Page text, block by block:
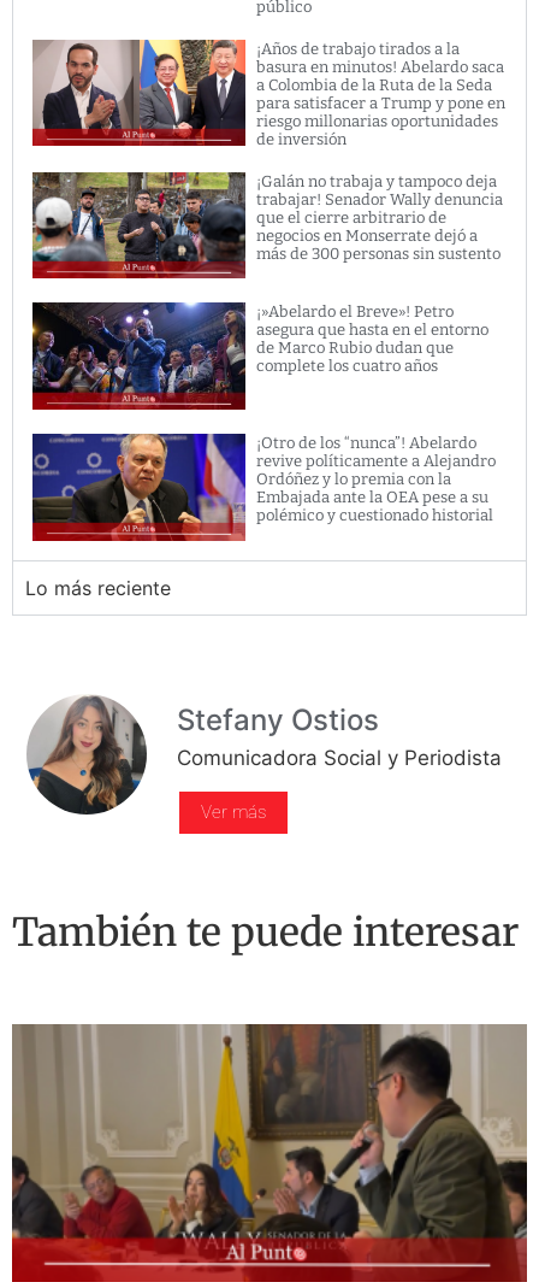
público
¡Años de trabajo tirados a la
basura en minutos! Abelardo saca
a Colombia de la Ruta de la Seda
para satisfacer a Trump y pone en
riesgo millonarias oportunidades
de inversión
¡Galán no trabaja y tampoco deja
trabajar! Senador Wally denuncia
que el cierre arbitrario de
negocios en Monserrate dejó a
más de 300 personas sin sustento
¡»Abelardo el Breve»! Petro
asegura que hasta en el entorno
de Marco Rubio dudan que
complete los cuatro años
¡Otro de los “nunca”! Abelardo
revive políticamente a Alejandro
Ordóñez y lo premia con la
Embajada ante la OEA pese a su
polémico y cuestionado historial
Lo más reciente
Stefany Ostios
Comunicadora Social y Periodista
Ver más
También te puede interesar